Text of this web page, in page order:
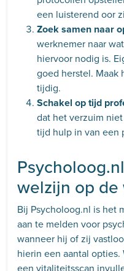
een luisterend oor
Zoek samen naar
werknemer naar
hiervoor nodig is.
goed herstel. Maak
tijdig.
Schakel op tijd
dat het verzuim
tijd hulp in van een
welzijn op
Bij Psycholoog.nl is het
aan te melden voor
wanneer hij of zij
hierin een aantal
een vitaliteitsscan